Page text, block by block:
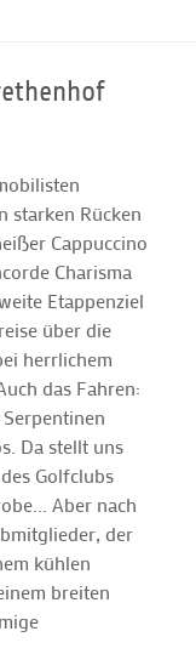
starken Rücken
Cappuccino
Charisma
Etappenziel
über die
herrlichem
das Fahren:
Da stellt uns
Golfclubs
Aber nach
der
kühlen
breiten